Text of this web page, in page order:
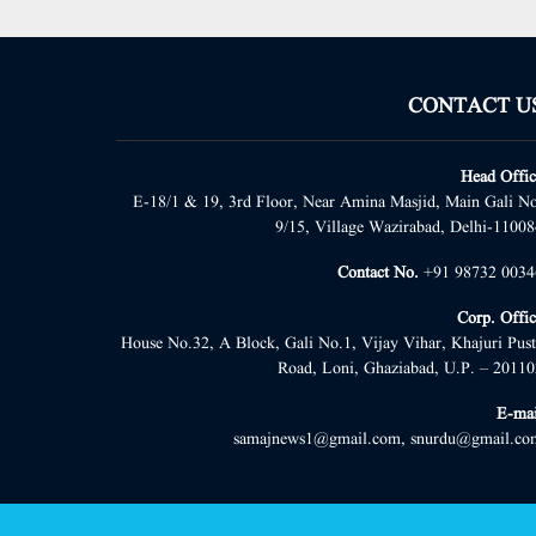
CONTACT
Head
E-18/1 & 19, 3rd Floor, Near Amina Masjid, Main Gali
9/15, Village Wazirabad, Delhi-
Contact No. +91 98732
Corp.
House No.32, A Block, Gali No.1, Vijay Vihar, Khajuri
Road, Loni, Ghaziabad, U.P. –
E-
samajnews1@gmail.com,